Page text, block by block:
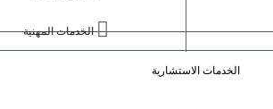
الخدمات المهنية
الخدمات الاستشارية